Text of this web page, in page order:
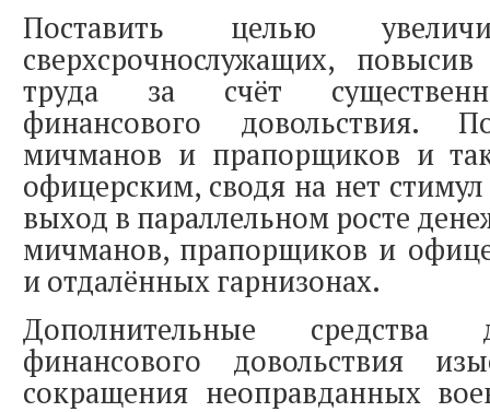
Поставить целью
сверхсрочнослужащих,
труда за счёт
финансового довольствия.
мичманов и прапорщиков и
офицерским, сводя на нет
выход в параллельном росте
мичманов, прапорщиков и
и отдалённых гарнизонах.
Дополнительные средства
финансового довольствия
сокращения неоправданных